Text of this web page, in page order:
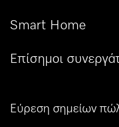
Εύρεση σημείων
Smart Home
Επίσημοι